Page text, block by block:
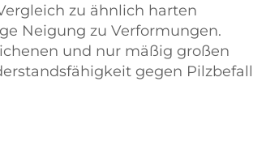
zu ähnlich harten
Neigung zu Verformungen.
und nur mäßig großen
gegen Pilzbefall